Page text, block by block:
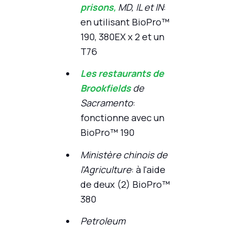
prisons, MD, IL et IN:
en utilisant BioPro™
190, 380EX x 2 et un
T76
Les restaurants de
Brookfieldsde
Sacramento:
fonctionne avec un
BioPro™ 190
Ministère chinois de
l'Agriculture: à l'aide
de deux (2) BioPro™
380
Petroleum